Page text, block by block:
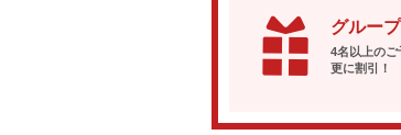
グループ
4名以上のご
更に割引！